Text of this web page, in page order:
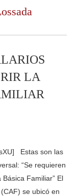
LA
Estas son las
“Se requieren
Familiar” El
se ubicó en